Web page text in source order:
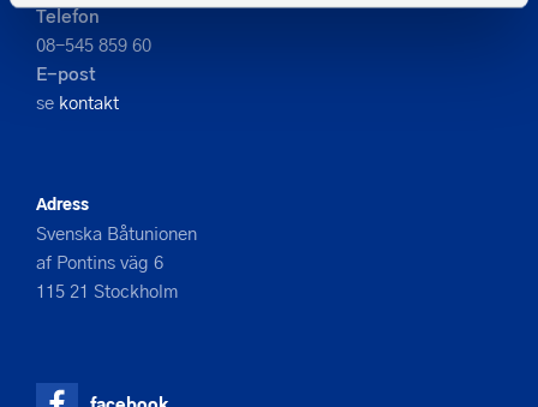
Telefon
08-545 859 60
E-post
se kontakt
Adress
Svenska Båtunionen
af Pontins väg 6
115 21 Stockholm